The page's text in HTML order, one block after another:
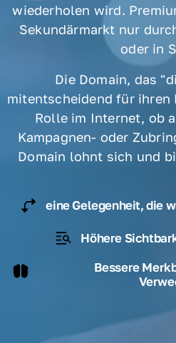
wiederholen wird.
Sekundärmarkt nur
oder in
Die Domain, das
mitentscheidend für
Rolle im Internet, ob
Kampagnen- oder
Domain lohnt sich und
eine Gelegenheit, die
Höhere
Bessere